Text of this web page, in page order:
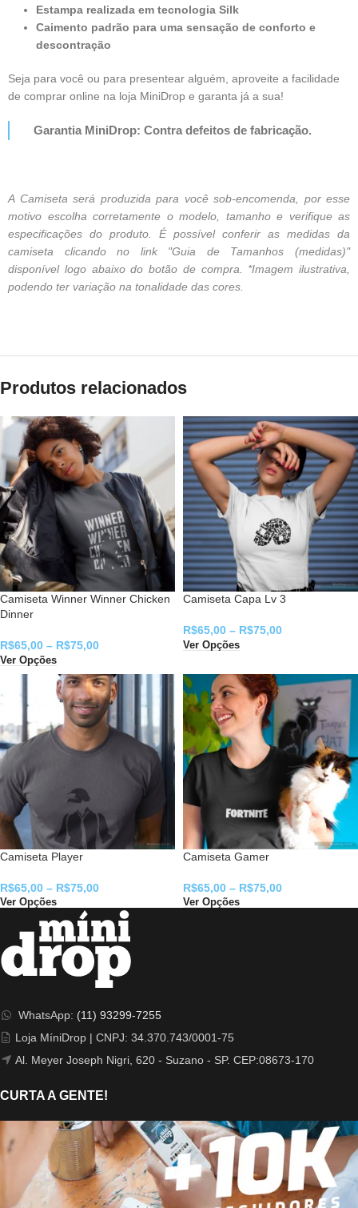
Estampa realizada em tecnologia Silk
Caimento padrão para uma sensação de conforto e
descontração
Seja para você ou para presentear alguém, aproveite a facilidade
de comprar online na loja MiniDrop e garanta já a sua!
Garantia MiniDrop: Contra defeitos de fabricação.
A Camiseta será produzida para você sob-encomenda, por esse
motivo escolha corretamente o modelo, tamanho e verifique as
especificações do produto. É possível conferir as medidas da
camiseta clicando no link "Guia de Tamanhos (medidas)"
disponível logo abaixo do botão de compra. *Imagem ilustrativa,
podendo ter variação na tonalidade das cores.
Produtos relacionados
Camiseta Winner Winner Chicken
Dinner
R$65,00 – R$75,00
Ver Opções
Camiseta Capa Lv 3
R$65,00 – R$75,00
Ver Opções
Camiseta Player
R$65,00 – R$75,00
Ver Opções
Camiseta Gamer
R$65,00 – R$75,00
Ver Opções
WhatsApp: (11) 93299-7255
Loja MíniDrop | CNPJ: 34.370.743/0001-75
Al. Meyer Joseph Nigri, 620 - Suzano - SP. CEP:08673-170
CURTA A GENTE!